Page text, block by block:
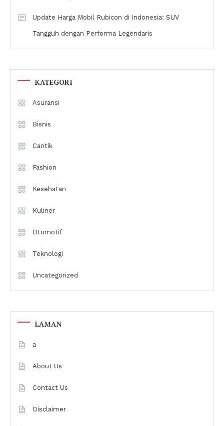
Update Harga Mobil Rubicon di Indonesia: SUV
Tangguh dengan Performa Legendaris
KATEGORI
Asuransi
Bisnis
Cantik
Fashion
Kesehatan
Kuliner
Otomotif
Teknologi
Uncategorized
LAMAN
a
About Us
Contact Us
Disclaimer